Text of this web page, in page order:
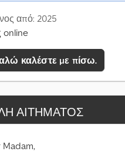
από: 2025
online
καλέστε με πίσω.
ΑΙΤΉΜΑΤΟΣ